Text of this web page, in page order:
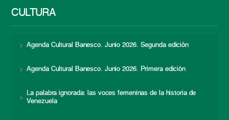
CULTURA
Agenda Cultural Banesco. Junio 2026. Segunda edición
Agenda Cultural Banesco. Junio 2026. Primera edición
La palabra ignorada: las voces femeninas de la historia de
Venezuela